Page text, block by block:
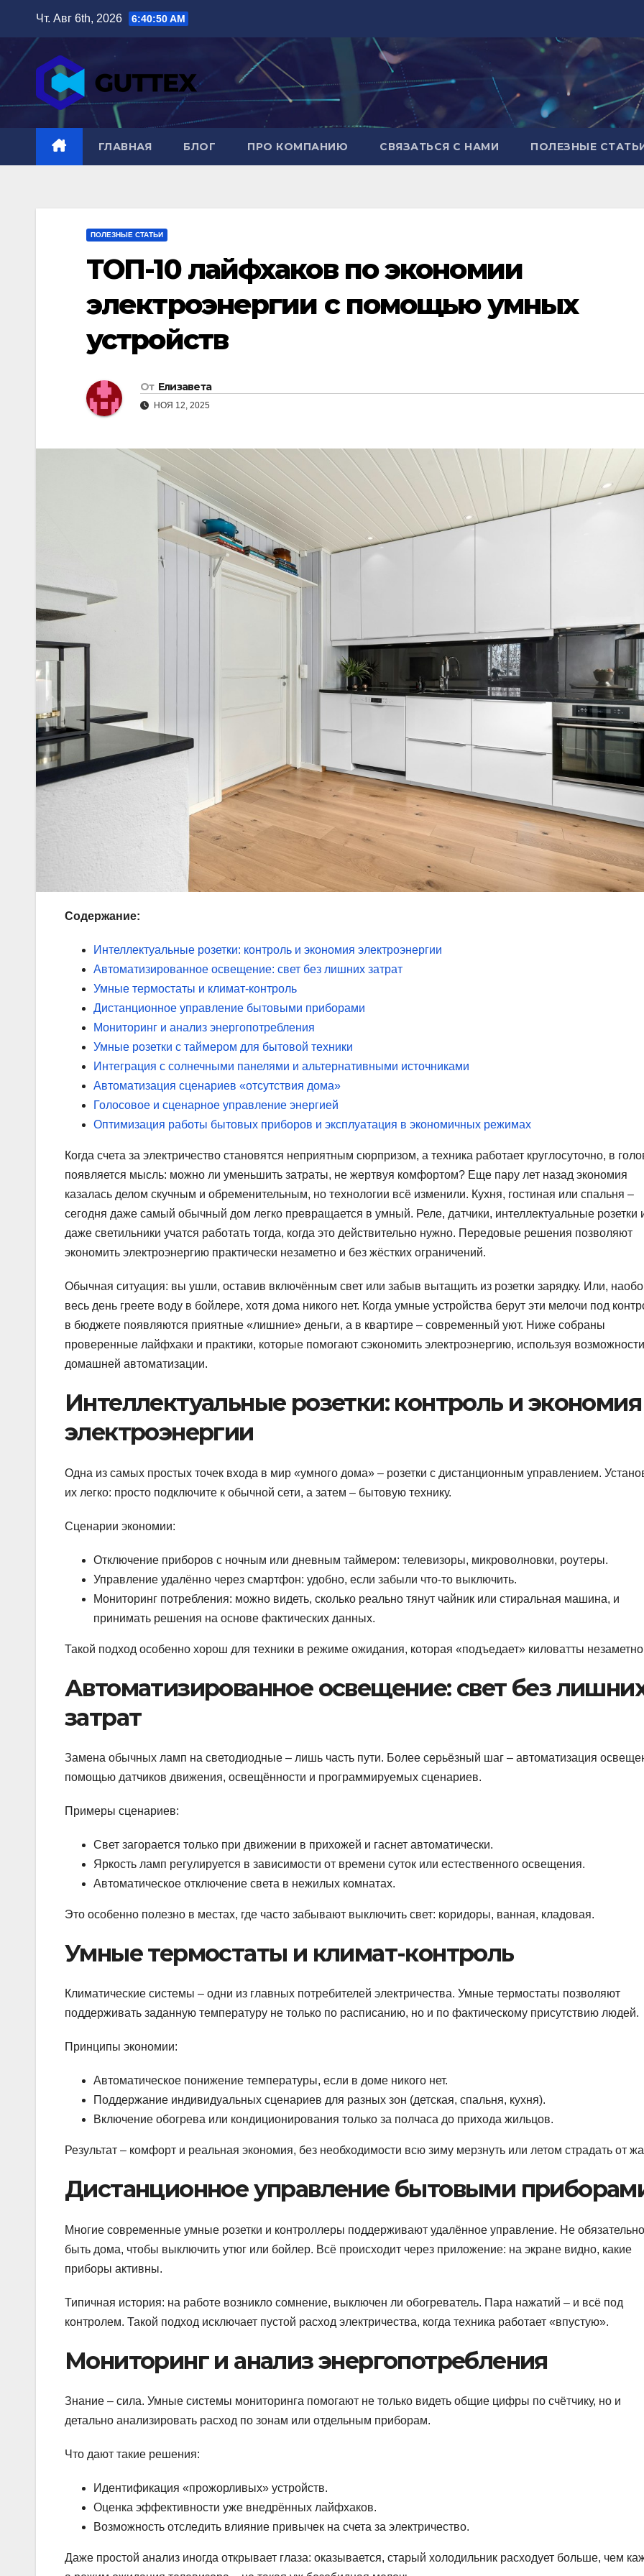
содержимому
Чт. Авг 6th, 2026 6:40:51 AM
ГЛАВНАЯ БЛОГ ПРО КОМПАНИЮ СВЯЗАТЬСЯ С НАМИ ПОЛЕЗНЫЕ
ПОЛЕЗНЫЕ СТАТЬИ
ТОП-10 лайфхаков по экономии
электроэнергии с помощью умных
устройств
От Елизавета
НОЯ 12, 2025
Содержание:
Интеллектуальные розетки: контроль и экономия электроэнергии
Автоматизированное освещение: свет без лишних затрат
Умные термостаты и климат-контроль
Дистанционное управление бытовыми приборами
Мониторинг и анализ энергопотребления
Умные розетки с таймером для бытовой техники
Интеграция с солнечными панелями и альтернативными источниками
Автоматизация сценариев «отсутствия дома»
Голосовое и сценарное управление энергией
Оптимизация работы бытовых приборов и эксплуатация в экономичных режимах
Когда счета за электричество становятся неприятным сюрпризом, а техника работает круглосуточно, в
появляется мысль: можно ли уменьшить затраты, не жертвуя комфортом? Еще пару лет назад экономия
казалась делом скучным и обременительным, но технологии всё изменили. Кухня, гостиная или спальня –
сегодня даже самый обычный дом легко превращается в умный. Реле, датчики, интеллектуальные розетки
даже светильники учатся работать тогда, когда это действительно нужно. Передовые решения позволяют
экономить электроэнергию практически незаметно и без жёстких ограничений.
Обычная ситуация: вы ушли, оставив включённым свет или забыв вытащить из розетки зарядку. Или,
весь день греете воду в бойлере, хотя дома никого нет. Когда умные устройства берут эти мелочи под
в бюджете появляются приятные «лишние» деньги, а в квартире – современный уют. Ниже собраны
проверенные лайфхаки и практики, которые помогают сэкономить электроэнергию, используя возможности
домашней автоматизации.
Интеллектуальные розетки: контроль и экономия
электроэнергии
Одна из самых простых точек входа в мир «умного дома» – розетки с дистанционным управлением.
их легко: просто подключите к обычной сети, а затем – бытовую технику.
Сценарии экономии:
Отключение приборов с ночным или дневным таймером: телевизоры, микроволновки, роутеры.
Управление удалённо через смартфон: удобно, если забыли что-то выключить.
Мониторинг потребления: можно видеть, сколько реально тянут чайник или стиральная машина, и
принимать решения на основе фактических данных.
Такой подход особенно хорош для техники в режиме ожидания, которая «подъедает» киловатты
Автоматизированное освещение: свет без
затрат
Замена обычных ламп на светодиодные – лишь часть пути. Более серьёзный шаг – автоматизация
помощью датчиков движения, освещённости и программируемых сценариев.
Примеры сценариев:
Свет загорается только при движении в прихожей и гаснет автоматически.
Яркость ламп регулируется в зависимости от времени суток или естественного освещения.
Автоматическое отключение света в нежилых комнатах.
Это особенно полезно в местах, где часто забывают выключить свет: коридоры, ванная, кладовая.
Умные термостаты и климат-контроль
Климатические системы – одни из главных потребителей электричества. Умные термостаты позволяют
поддерживать заданную температуру не только по расписанию, но и по фактическому присутствию людей.
Принципы экономии:
Автоматическое понижение температуры, если в доме никого нет.
Поддержание индивидуальных сценариев для разных зон (детская, спальня, кухня).
Включение обогрева или кондиционирования только за полчаса до прихода жильцов.
Результат – комфорт и реальная экономия, без необходимости всю зиму мерзнуть или летом страдать от
Дистанционное управление бытовыми
Многие современные умные розетки и контроллеры поддерживают удалённое управление. Не обязательно
быть дома, чтобы выключить утюг или бойлер. Всё происходит через приложение: на экране видно, какие
приборы активны.
Типичная история: на работе возникло сомнение, выключен ли обогреватель. Пара нажатий – и всё под
контролем. Такой подход исключает пустой расход электричества, когда техника работает «впустую».
Мониторинг и анализ энергопотребления
Знание – сила. Умные системы мониторинга помогают не только видеть общие цифры по счётчику, но и
детально анализировать расход по зонам или отдельным приборам.
Что дают такие решения:
Идентификация «прожорливых» устройств.
Оценка эффективности уже внедрённых лайфхаков.
Возможность отследить влияние привычек на счета за электричество.
Даже простой анализ иногда открывает глаза: оказывается, старый холодильник расходует больше, чем